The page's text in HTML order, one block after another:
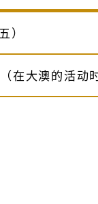
）
在大澳的活动